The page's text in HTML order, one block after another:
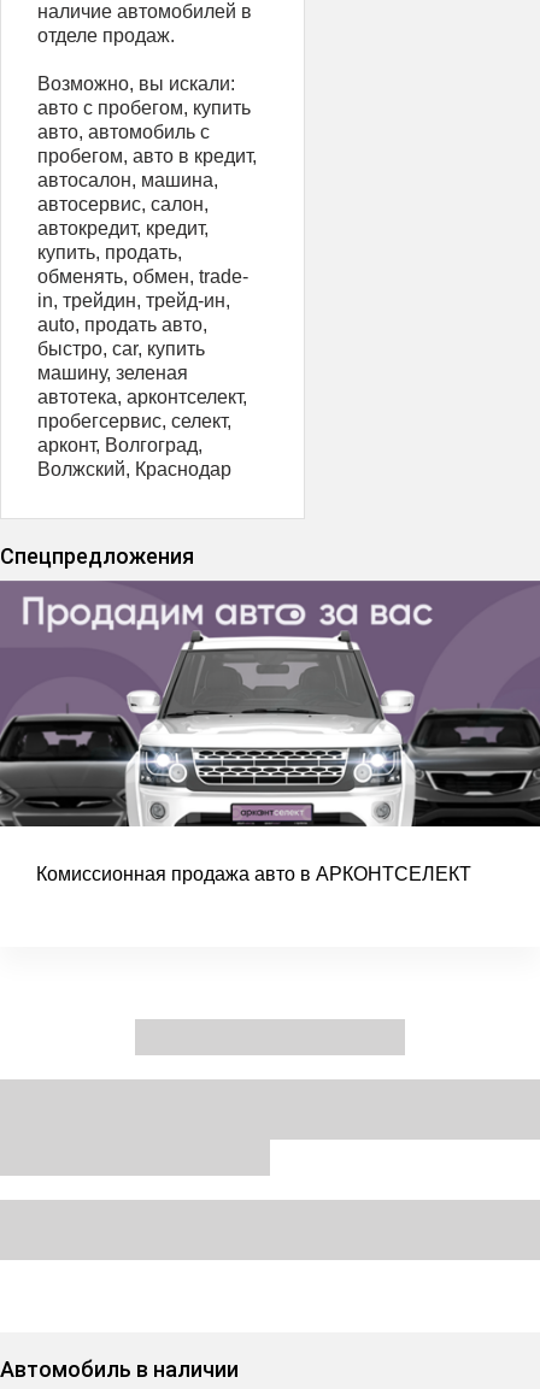
наличие автомобилей в
отделе продаж.
Возможно, вы искали:
авто с пробегом, купить
авто, автомобиль с
пробегом, авто в кредит,
автосалон, машина,
автосервис, салон,
автокредит, кредит,
купить, продать,
обменять, обмен, trаdе-
in, трейдин, трейд-ин,
аutо, продать авто,
быстро, саr, купить
машину, зеленая
автотека, арконтселект,
пробегсервис, селект,
арконт, Волгоград,
Волжский, Краснодар
Спецпредложения
Комиссионная продажа авто в АРКОНТСЕЛЕКТ
Автомобиль в наличии